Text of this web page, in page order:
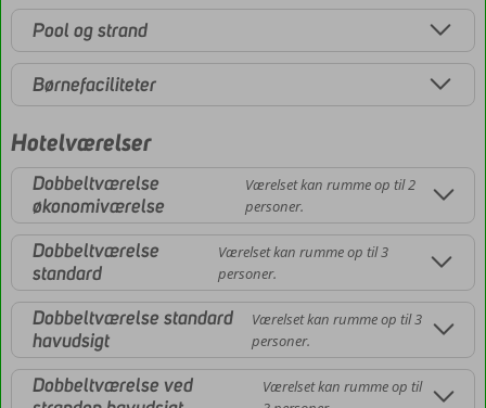
Pool og strand
Børnefaciliteter
Hotelværelser
Dobbeltværelse
økonomiværelse
Værelset kan rumme op til 2
personer.
Dobbeltværelse
standard
Værelset kan rumme op til 3
personer.
Dobbeltværelse standard
havudsigt
Værelset kan rumme op til 3
personer.
Dobbeltværelse ved
Værelset kan rumme op til